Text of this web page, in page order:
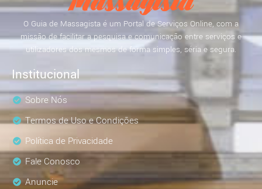
O Guia de Massagista é um Portal de Serviços Online, com a
missão de facilitar a pesquisa e comunicação entre serviços e
utilizadores dos mesmos de forma simples, séria e segura.
Institucional
Sobre Nós
Termos de Uso e Condições
Política de Privacidade
Fale Conosco
Anuncie